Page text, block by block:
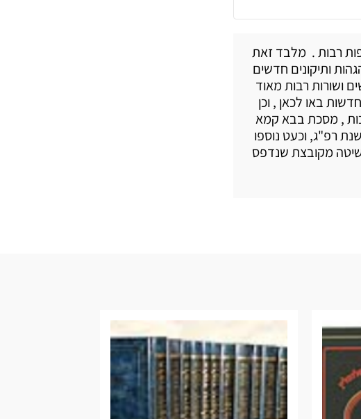
רבות . מלבד זאת
ותיקונים חדשים
ושורות רבות מאוד
באו לכאן , וכן
, מסכת בבא קמא
רפ"ג, וכעט נוספו
מקובצת שנדפס